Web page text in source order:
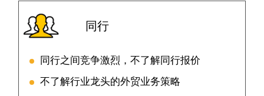
同行
同行之间竞争激烈，不了解同行报价
不了解行业龙头的外贸业务策略